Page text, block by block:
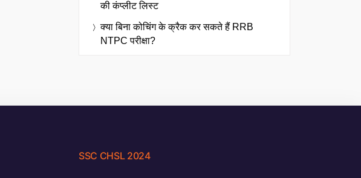
की कंप्लीट लिस्ट
क्या बिना कोचिंग के क्रैक कर सकते हैं RRB
NTPC परीक्षा?
SSC CHSL 2024